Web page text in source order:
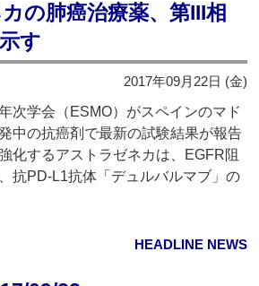
の肺癌治療薬、第III相
す
2017年09月22日 (金)
次学会（ESMO）がスペインのマド
中の抗癌剤で最新の試験結果が報告
化するアストラゼネカは、EGFR阻
抗PD-L1抗体「デュルバルマブ」の
HEADLINE NEWS